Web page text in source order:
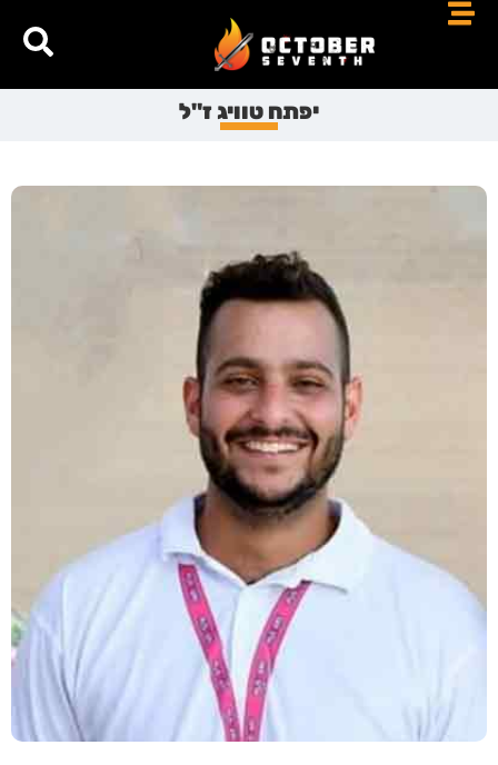
יפתח טוויג ז"ל